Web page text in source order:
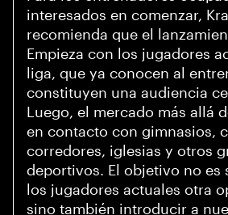
interesados en comenzar,
recomienda que el
Empieza con los jugadores
liga, que ya conocen al
constituyen una audiencia
Luego, el mercado más allá
en contacto con gimnasios,
corredores, iglesias y otros
deportivos. El objetivo no es
los jugadores actuales otra
sino también introducir a